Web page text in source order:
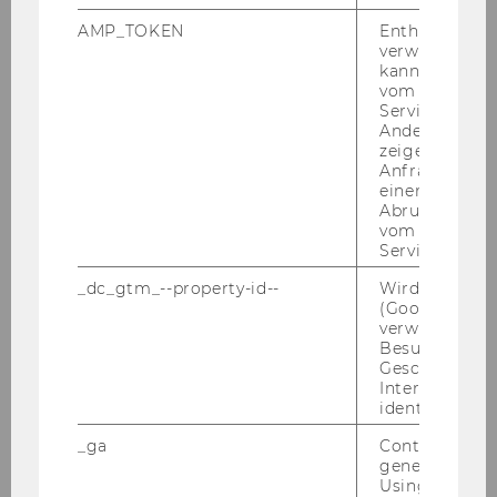
Institute for Production Management
Gerald Reiner
Emel Arikan
AMP_TOKEN
Enthält ein
verwendet
kann, um
vom AMP-
Service
Andere
zeigen Opt-
Anfrage im
einen Fehler
Abrufen
vom AMP
Service an.
_dc_gtm_--property-id--
Wird von
(Google Tag
verwendet,
Besucher
Geschlecht
Interessen zu
identifizieren.
_ga
Contains a
generated
Using this